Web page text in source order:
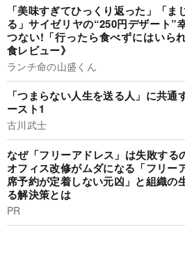
「美味すぎてひっくり返った」「ま
る」サイゼリヤの“250円デザート”
つない!「行ったら食べずにはいら
食レビュー》
ランチ命の山盛くん
「つまらない人生を送る人」に共通
ースト1
古川武士
なぜ「フリーアドレス」は失敗する
オフィス改修がムダになる「フリー
席予約が定着しない元凶」と組織の
る解決策とは
PR